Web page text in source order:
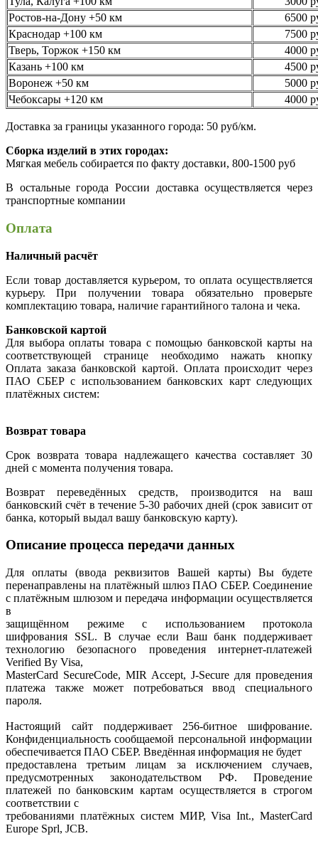
Ростов-на-Дону +50 км
6500
Краснодар +100 км
7500
Тверь, Торжок +150 км
4000
Казань +100 км
4500
Воронеж +50 км
5000
Чебоксары +120 км
4000
Доставка за границы указанного города: 50 руб/км.
Сборка изделий в этих городах:
Мягкая мебель собирается по факту доставки, 800-1500 руб
В остальные города России доставка осуществляется через
транспортные компании
Оплата
Наличный расчёт
Если товар доставляется курьером, то оплата осуществляется
курьеру. При получении товара обязательно проверьте
комплектацию товара, наличие гарантийного талона и чека.
Банковской картой
Для выбора оплаты товара с помощью банковской карты на
соответствующей странице необходимо нажать кнопку
Оплата заказа банковской картой. Оплата происходит через
ПАО СБЕР с использованием банковских карт следующих
платёжных систем:
Возврат товара
Срок возврата товара надлежащего качества составляет 30
дней с момента получения товара.
Возврат переведённых средств, производится на ваш
банковский счёт в течение 5-30 рабочих дней (срок зависит от
банка, который выдал вашу банковскую карту).
Описание процесса передачи данных
Для оплаты (ввода реквизитов Вашей карты) Вы будете
перенаправлены на платёжный шлюз ПАО СБЕР. Соединение
с платёжным шлюзом и передача информации осуществляется
в
защищённом режиме с использованием протокола
шифрования SSL. В случае если Ваш банк поддерживает
технологию безопасного проведения интернет-платежей
Verified By Visa,
MasterCard SecureCode, MIR Accept, J-Secure для проведения
платежа также может потребоваться ввод специального
пароля.
Настоящий сайт поддерживает 256-битное шифрование.
Конфиденциальность сообщаемой персональной информации
обеспечивается ПАО СБЕР. Введённая информация не будет
предоставлена третьим лицам за исключением случаев,
предусмотренных законодательством РФ. Проведение
платежей по банковским картам осуществляется в строгом
соответствии с
требованиями платёжных систем МИР, Visa Int., MasterCard
Europe Sprl, JCB.